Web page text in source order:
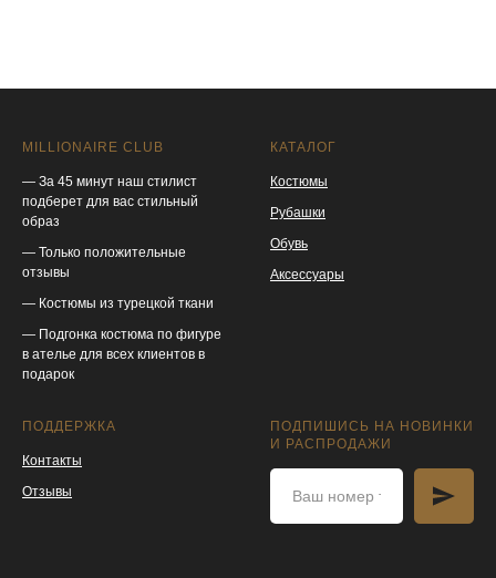
MILLIONAIRE CLUB
— За 45 минут наш стилист
подберет для вас стильный
образ
— Только положительные
отзывы
— Костюмы из турецкой ткани
— Подгонка костюма по фигуре
в ателье для всех клиентов в
подарок
КАТАЛОГ
Костюмы
Рубашки
Обувь
Аксессуары
ПОДДЕРЖКА
Контакты
Отзывы
ПОДПИШИСЬ НА НОВИНКИ
И РАСПРОДАЖИ